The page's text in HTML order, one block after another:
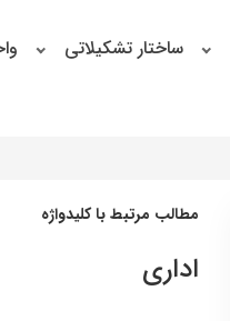
ساختار تشکیلاتی
مطالب مرتبط با کلیدواژه
اداری